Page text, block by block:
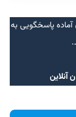
پاسخگویی به
آنلاین